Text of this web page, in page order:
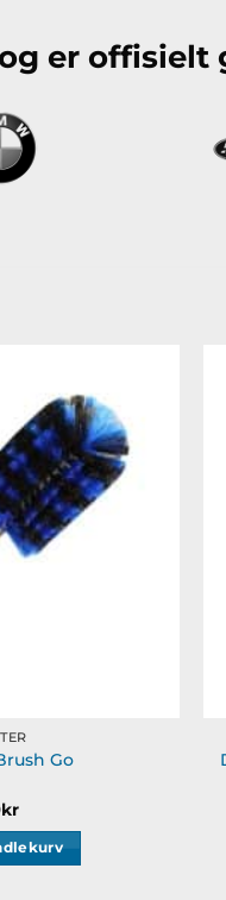
er
Legg til
ønskeliste
Go
kr